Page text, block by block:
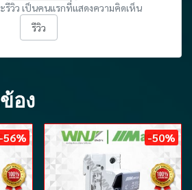
รีวิว เป็นคนแรกที่แสดงความคิดเห็น
รีวิว
อง
-56% -50%